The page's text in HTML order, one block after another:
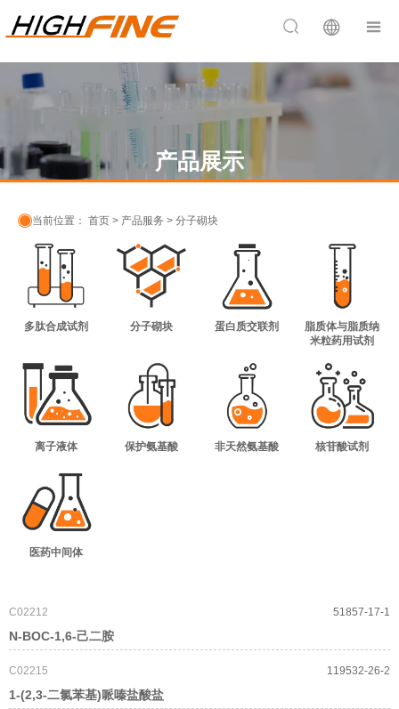
 
产品展示
当前位置： 首页 > 产品服务 > 分子砌块
多肽合成试剂 分子砌块 蛋白质交联剂
脂质体与脂质纳
米粒药用试剂
离子液体 保护氨基酸 非天然氨基酸 核苷酸试剂
医药中间体
C02212
N-BOC-1,6-己二胺
51857-17-1
C02215
1-(2,3-二氯苯基)哌嗪盐酸盐
119532-26-2